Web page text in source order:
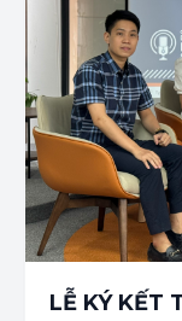
LỄ KÝ KẾT